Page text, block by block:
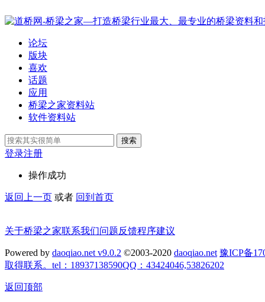
论坛
版块
喜欢
话题
应用
桥梁之家资料站
软件资料站
搜索
登录注册
操作成功
返回上一页 或者 回到首页
关于桥梁之家联系我们问题反馈程序建议
Powered by daoqiao.net v9.0.2 ©2003-2020 daoqiao.net 豫ICP备
取得联系。tel：18937138590QQ：43424046,53826202
返回顶部